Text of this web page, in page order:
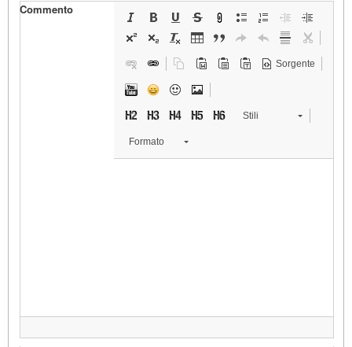
Commento
Sorgente
Stili
Formato